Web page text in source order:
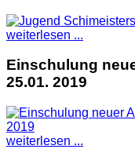
weiterlesen ...
Einschulung
25.01. 2019
weiterlesen ...